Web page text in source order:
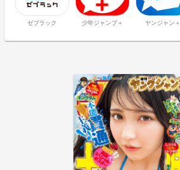
ゼブラック 少年ジャンプ＋ ヤンジャン＋